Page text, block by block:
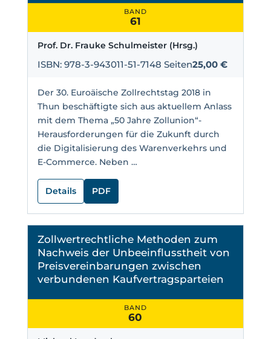
BAND
61
Prof. Dr. Frauke Schulmeister (Hrsg.)
ISBN: 978-3-943011-51-7148 Seiten25,00 €
Der 30. Euroäische Zollrechtstag 2018 in
Thun beschäftigte sich aus aktuellem Anlass
mit dem Thema „50 Jahre Zollunion“-
Herausforderungen für die Zukunft durch
die Digitalisierung des Warenverkehrs und
E-Commerce. Neben …
Details PDF
Zollwertrechtliche Methoden zum
Nachweis der Unbeeinflusstheit von
Preisvereinbarungen zwischen
verbundenen Kaufvertragsparteien
BAND
60